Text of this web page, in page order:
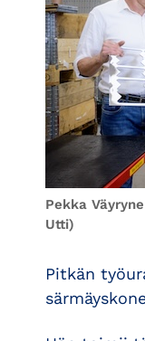
Pekka
Utti)
Pitkän